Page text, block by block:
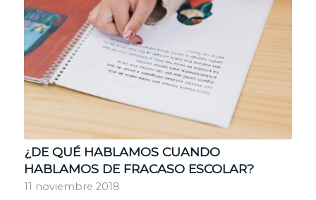
¿DE QUÉ HABLAMOS CUANDO
HABLAMOS DE FRACASO ESCOLAR?
11 noviembre 2018